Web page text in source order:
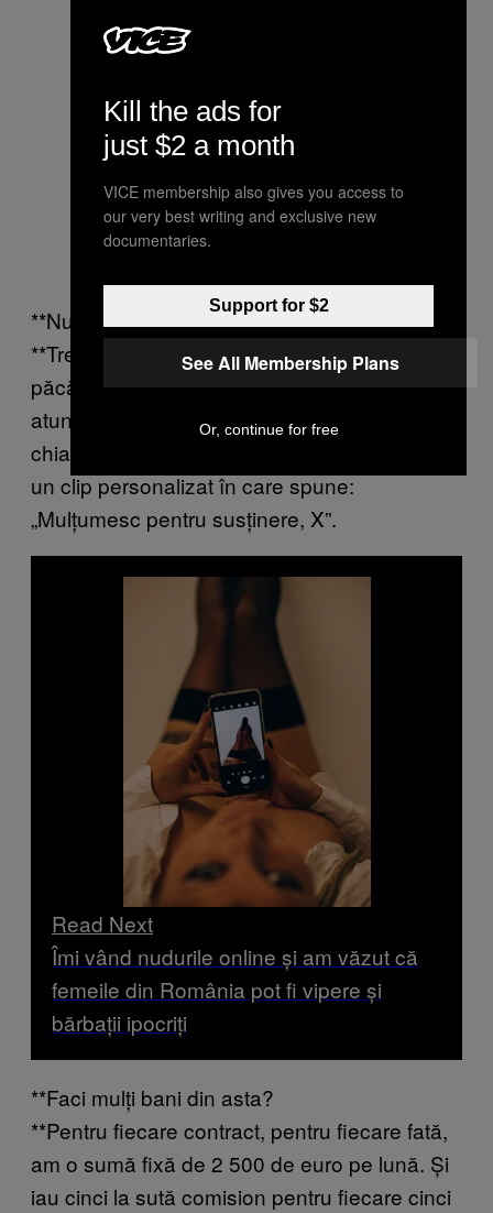
**Nu te temi că o să fii prins de un fan?
**Trebuie să fiu prudent. La urma urmei, îi
păcălesc. Dar am găsit un truc care mă ajută
atunci când un tip mă întreabă dacă sunt
chiar modelul din poze. Rog fata să îmi trimită
un clip personalizat în care spune:
„Mulțumesc pentru susținere, X”.
Read Next
Îmi vând nudurile online și am văzut că
femeile din România pot fi vipere și
bărbații ipocriți
**Faci mulți bani din asta?
**Pentru fiecare contract, pentru fiecare fată,
am o sumă fixă de 2 500 de euro pe lună. Și
iau cinci la sută comision pentru fiecare cinci
Kill the ads for
just $2 a month
VICE membership also gives you access to
our very best writing and exclusive new
documentaries.
Support for $2
See All Membership Plans
Or, continue for free